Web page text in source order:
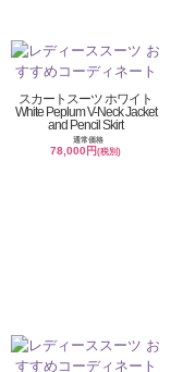
スカートスーツ ホワイト
White Peplum V-Neck Jacket
and Pencil Skirt
通常価格
78,000円(税別)